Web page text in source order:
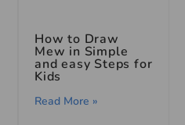
How to Draw
Mew in Simple
and easy Steps for
Kids
Read More »